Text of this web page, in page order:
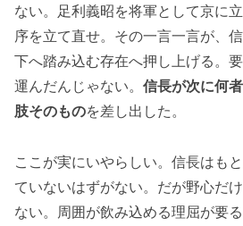
ない。足利義昭を将軍として京に
序を立て直せ。その一言一言が、
下へ踏み込む存在へ押し上げる。
運んだんじゃない。 信長が次に何
肢そのものを差し出した。
ここが実にいやらしい。信長はも
ていないはずがない。だが野心だ
ない。周囲が飲み込める理屈が要